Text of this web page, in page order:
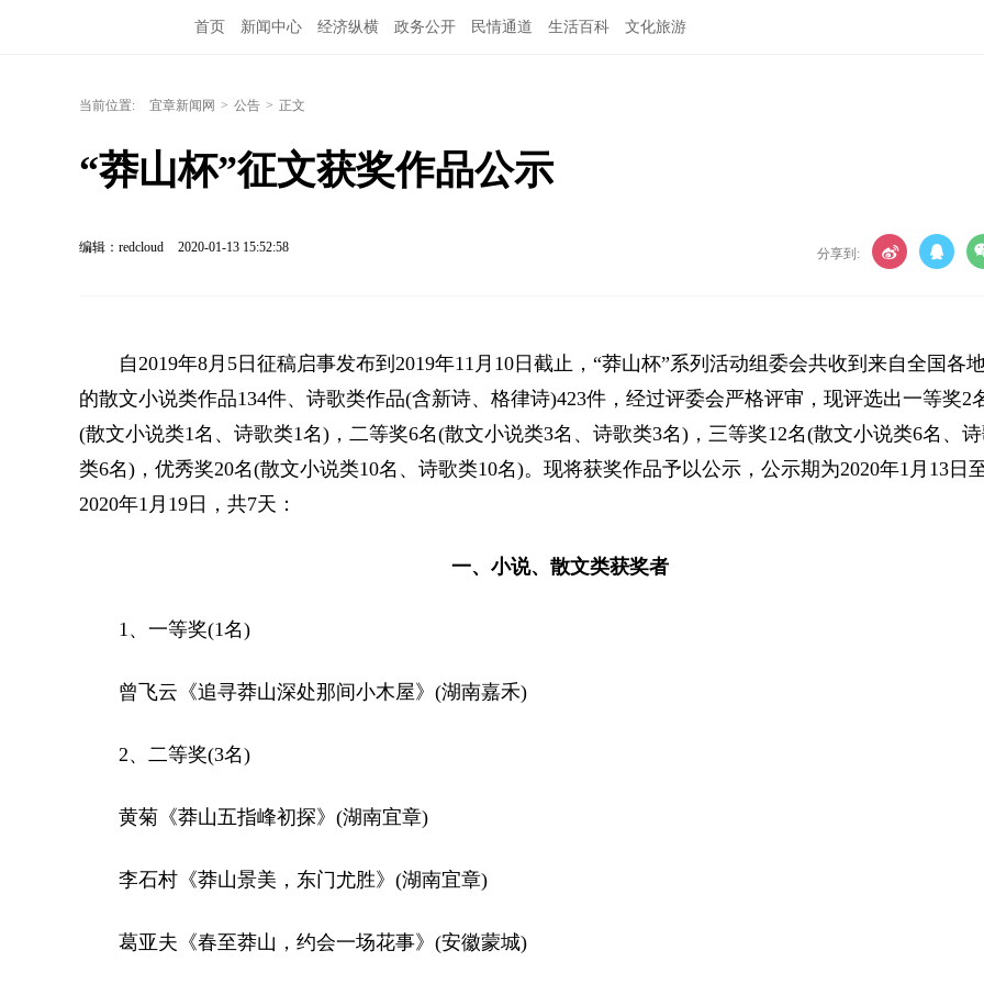
首页 新闻中心 经济纵横 政务公开 民情通道 生活百科 文化旅游
当前位置: 宜章新闻网 > 公告 > 正文
“莽山杯”征文获奖作品公示
编辑：redcloud 2020-01-13 15:52:58 分享到:
自2019年8月5日征稿启事发布到2019年11月10日截止，“莽山杯”系列活动组委会共收到来自全国各
的散文小说类作品134件、诗歌类作品(含新诗、格律诗)423件，经过评委会严格评审，现评选出一等奖2
(散文小说类1名、诗歌类1名)，二等奖6名(散文小说类3名、诗歌类3名)，三等奖12名(散文小说类6名、
类6名)，优秀奖20名(散文小说类10名、诗歌类10名)。现将获奖作品予以公示，公示期为2020年1月13日
2020年1月19日，共7天：
一、小说、散文类获奖者
1、一等奖(1名)
曾飞云《追寻莽山深处那间小木屋》(湖南嘉禾)
2、二等奖(3名)
黄菊《莽山五指峰初探》(湖南宜章)
李石村《莽山景美，东门尤胜》(湖南宜章)
葛亚夫《春至莽山，约会一场花事》(安徽蒙城)